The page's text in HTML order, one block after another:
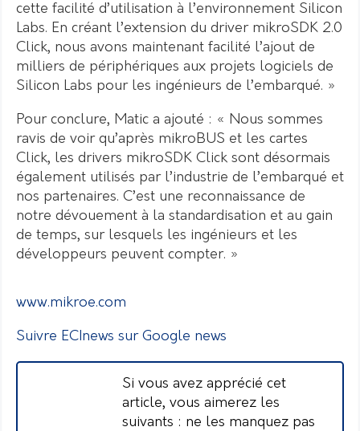
cette facilité d’utilisation à l’environnement Silicon
Labs. En créant l’extension du driver mikroSDK 2.0
Click, nous avons maintenant facilité l’ajout de
milliers de périphériques aux projets logiciels de
Silicon Labs pour les ingénieurs de l’embarqué. »
Pour conclure, Matic a ajouté : « Nous sommes
ravis de voir qu’après mikroBUS et les cartes
Click, les drivers mikroSDK Click sont désormais
également utilisés par l’industrie de l’embarqué et
nos partenaires. C’est une reconnaissance de
notre dévouement à la standardisation et au gain
de temps, sur lesquels les ingénieurs et les
développeurs peuvent compter. »
www.mikroe.com
Suivre ECInews sur Google news
Si vous avez apprécié cet
article, vous aimerez les
suivants : ne les manquez pas